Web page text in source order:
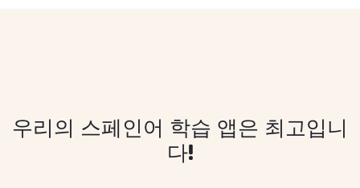
우리의 스페인어 학습 앱은 최고입니
다!